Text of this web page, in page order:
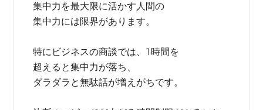
集中力を最大限に活かす人間の
集中力には限界があります。
特にビジネスの商談では、1時間を
超えると集中力が落ち、
ダラダラと無駄話が増えがちです。